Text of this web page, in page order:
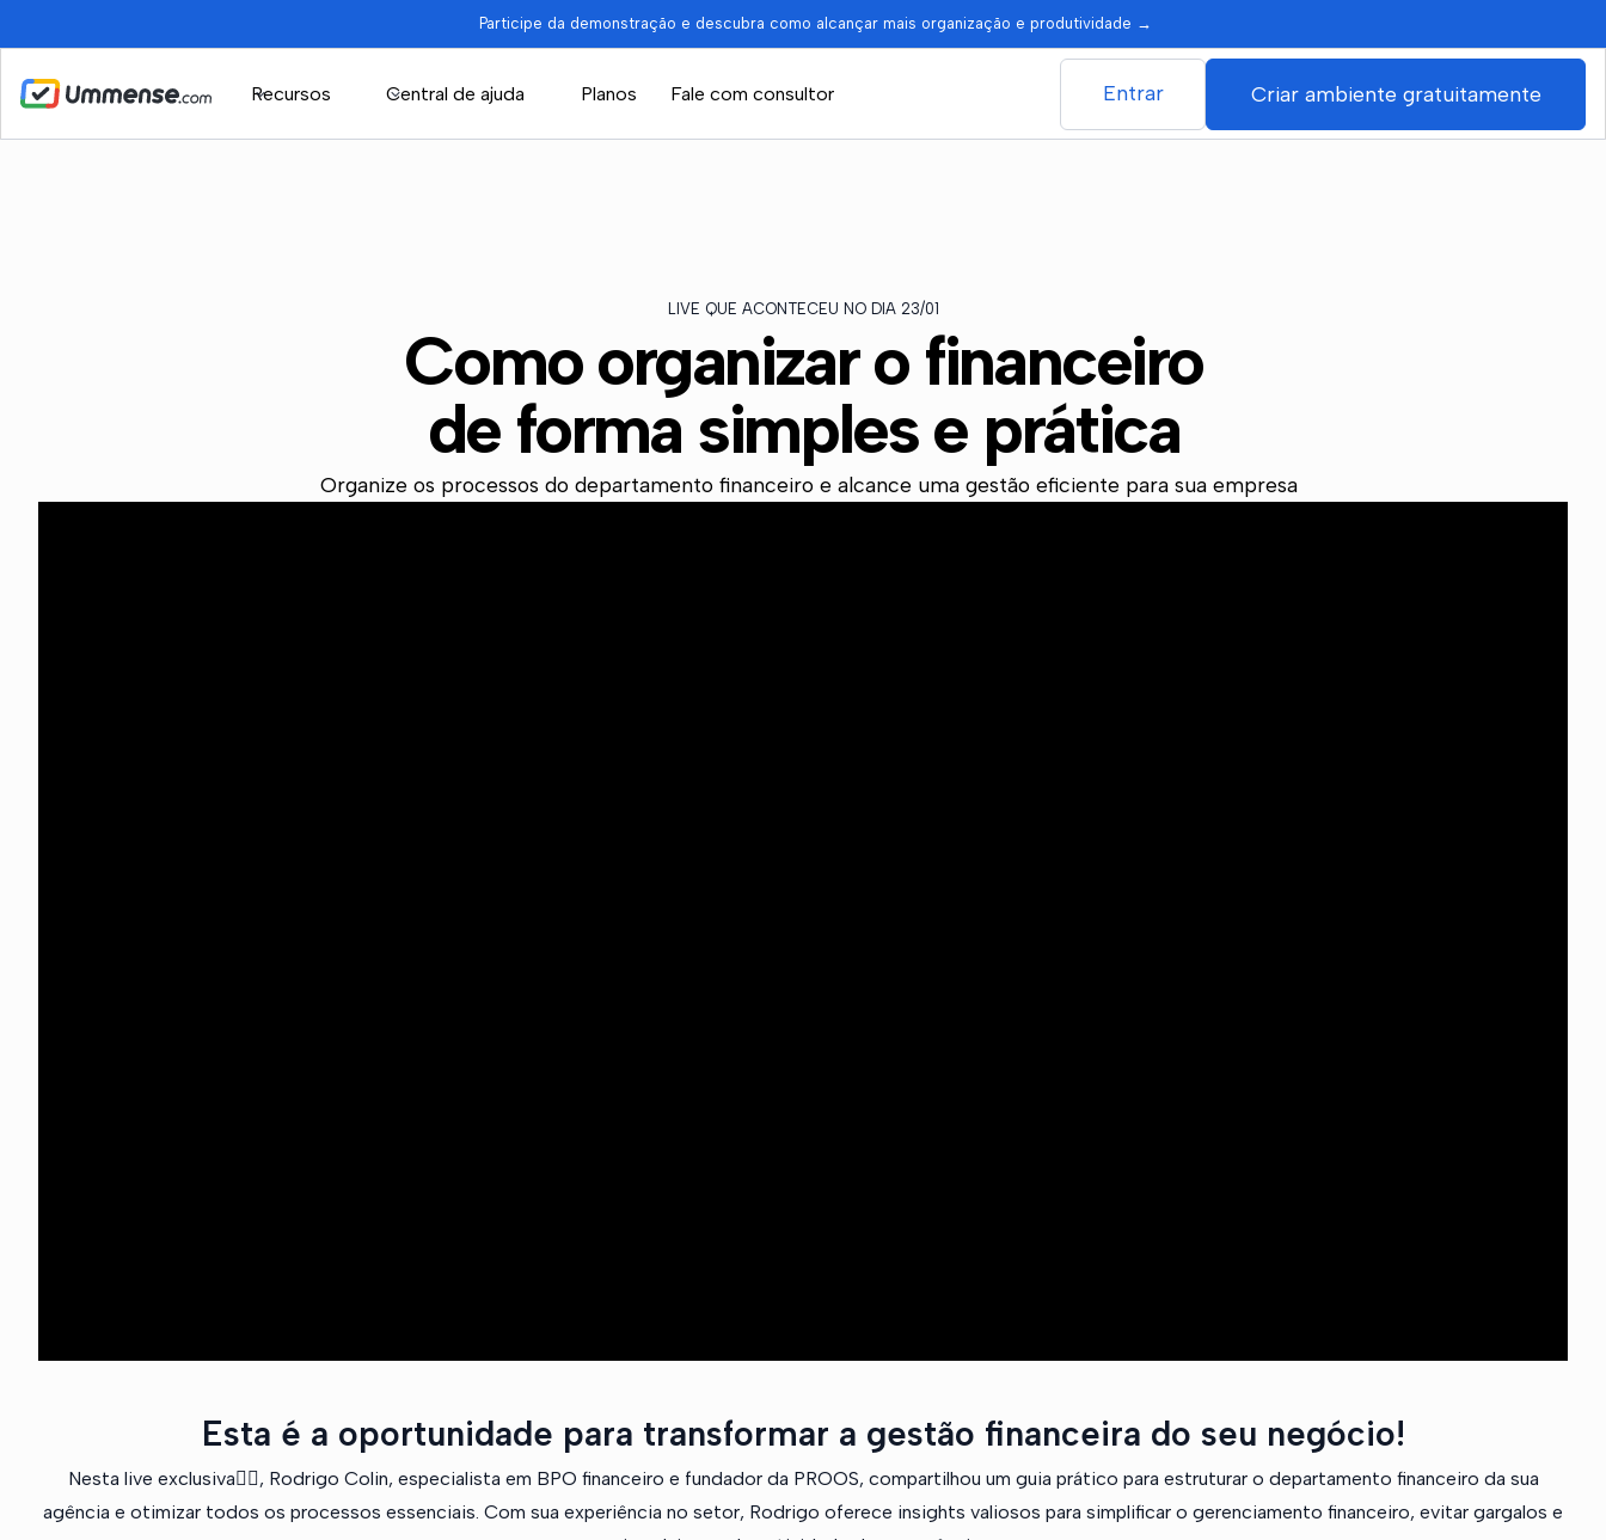
Participe da demonstração e descubra como alcançar mais organização e produtividade →
Recursos Central de ajuda Planos Fale com consultor Entrar Criar ambiente gratuitamente
LIVE QUE ACONTECEU NO DIA 23/01
Como organizar o financeiro
de forma simples e prática
Organize os processos do departamento financeiro e alcance uma gestão eficiente para sua empresa
Esta é a oportunidade para transformar a gestão financeira do seu negócio!
Nesta live exclusiva☝🏼, Rodrigo Colin, especialista em BPO financeiro e fundador da PROOS, compartilhou um guia prático para estruturar o departamento financeiro da sua
agência e otimizar todos os processos essenciais. Com sua experiência no setor, Rodrigo oferece insights valiosos para simplificar o gerenciamento financeiro, evitar gargalos e